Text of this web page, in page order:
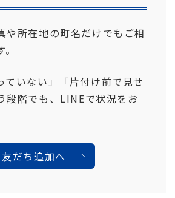
や所在地の町名だけでもご相
ていない」「片付け前で見せ
段階でも、LINEで状況をお
友だち追加へ